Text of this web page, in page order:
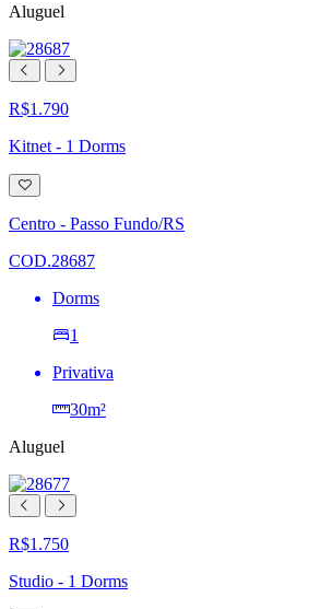
Aluguel
R$1.790
Kitnet - 1 Dorms
Adicionar
à
lista
de
Centro - Passo Fundo/RS
COD.28687
Dorms
1
Privativa
30m²
Aluguel
R$1.750
Studio - 1 Dorms